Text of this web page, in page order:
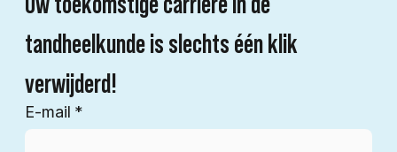
tandheelkunde is slechts één klik
verwijderd!
E-mail *